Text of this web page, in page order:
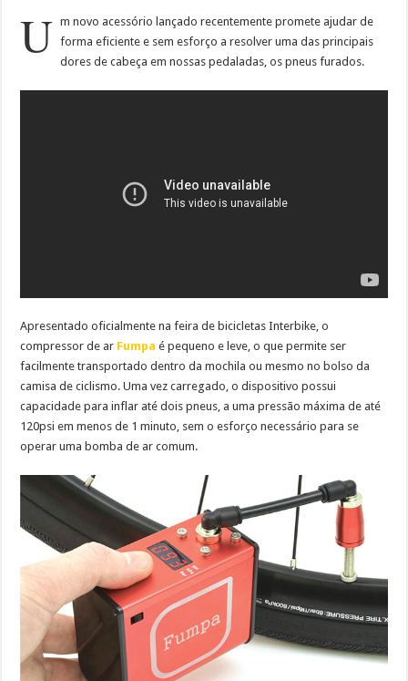
U m novo acessório lançado recentemente promete ajudar de
forma eficiente e sem esforço a resolver uma das principais
dores de cabeça em nossas pedaladas, os pneus furados.
Apresentado oficialmente na feira de bicicletas Interbike, o
compressor de ar Fumpa é pequeno e leve, o que permite ser
facilmente transportado dentro da mochila ou mesmo no bolso da
camisa de ciclismo. Uma vez carregado, o dispositivo possui
capacidade para inflar até dois pneus, a uma pressão máxima de até
120psi em menos de 1 minuto, sem o esforço necessário para se
operar uma bomba de ar comum.